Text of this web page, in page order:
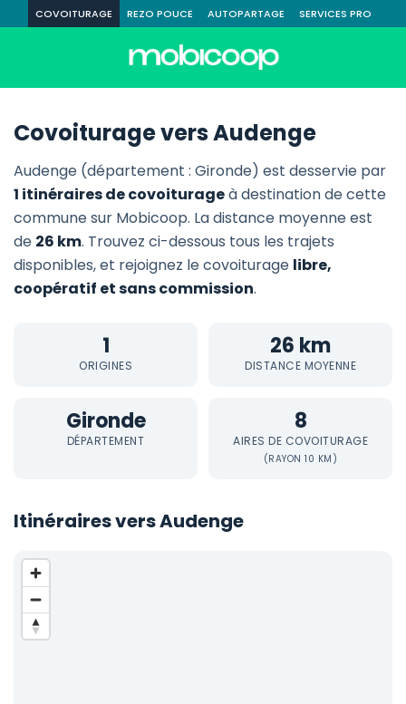
COVOITURAGE REZO POUCE AUTOPARTAGE SERVICES PRO
Covoiturage vers Audenge
Audenge (département : Gironde) est desservie par
1 itinéraires de covoiturageà destination de cette
commune sur Mobicoop. La distance moyenne est
de 26 km. Trouvez ci-dessous tous les trajets
disponibles, et rejoignez le covoiturage libre,
coopératif et sans commission.
1
ORIGINES
26 km
DISTANCE MOYENNE
Gironde
DÉPARTEMENT
8
AIRES DE COVOITURAGE
(RAYON 10 KM)
Itinéraires vers Audenge